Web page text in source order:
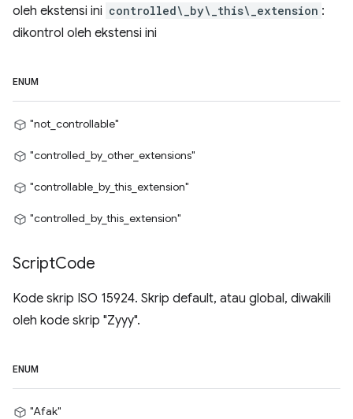
oleh ekstensi ini controlled\_by\_this\_extension :
dikontrol oleh ekstensi ini
ENUM
"not_controllable"
"controlled_by_other_extensions"
"controllable_by_this_extension"
"controlled_by_this_extension"
ScriptCode
Kode skrip ISO 15924. Skrip default, atau global, diwakili
oleh kode skrip "Zyyy".
ENUM
"Afak"